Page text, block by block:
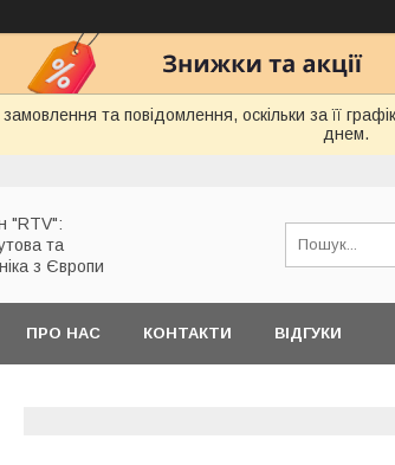
та повідомлення, оскільки за її
днем.
"RTV":
та
з Європи
ПРО НАС КОНТАКТИ ВІДГУКИ